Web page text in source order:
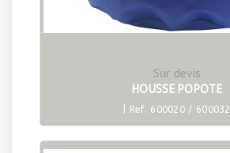
Sur devis
HOUSSE POPOTE
| Ref. 600020 / 600032